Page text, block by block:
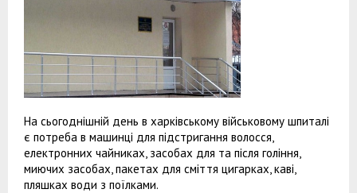
На сьогоднішній день в харківському військовому шпиталі
є потреба в машинці для підстригання волосся,
електронних чайниках, засобах для та після гоління,
миючих засобах, пакетах для сміття цигарках, каві,
пляшках води з поїлками.